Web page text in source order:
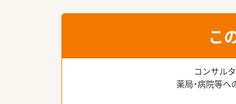
こ
コンサル
薬局・病院等へ